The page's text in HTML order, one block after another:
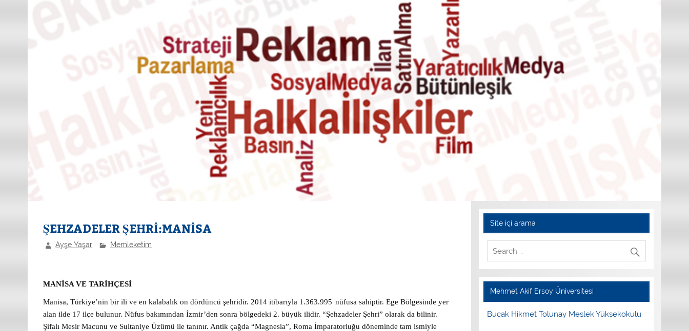
ŞEHZADELER ŞEHRİ:MANİSA
Ayşe Yaşar Memleketim
MANİSA VE TARİHÇESİ
Manisa, Türkiye’nin bir ili ve en kalabalık on dördüncü şehridir. 2014 itibarıyla 1.363.995 nüfusa sahiptir. Ege Bölgesinde yer
alan ilde 17 ilçe bulunur. Nüfus bakımından İzmir’den sonra bölgedeki 2. büyük ilidir. “Şehzadeler Şehri” olarak da bilinir.
Şifalı Mesir Macunu ve Sultaniye Üzümü ile tanınır. Antik çağda “Magnesia”, Roma İmparatorluğu döneminde tam ismiyle
Site içi arama
Mehmet Akif Ersoy Üniversitesi
Bucak Hikmet Tolunay Meslek Yüksekokulu